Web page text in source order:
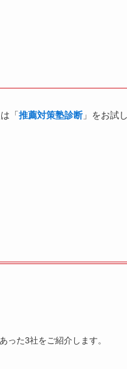
「推薦対策塾診断」をお試
った3社をご紹介します。